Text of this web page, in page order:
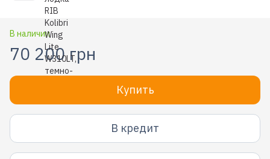
В наличии
70 200 грн
Купить
В кредит